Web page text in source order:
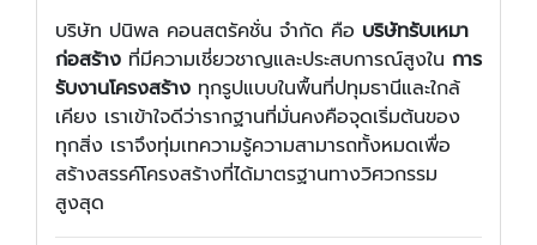
บริษัท ปนิพล คอนสตรัคชั่น จำกัด คือ บริษัทรับเหมา
ก่อสร้าง ที่มีความเชี่ยวชาญและประสบการณ์สูงใน การ
รับงานโครงสร้าง ทุกรูปแบบในพื้นที่ปทุมธานีและใกล้
เคียง เราเข้าใจดีว่ารากฐานที่มั่นคงคือจุดเริ่มต้นของ
ทุกสิ่ง เราจึงทุ่มเทความรู้ความสามารถทั้งหมดเพื่อ
สร้างสรรค์โครงสร้างที่ได้มาตรฐานทางวิศวกรรม
สูงสุด